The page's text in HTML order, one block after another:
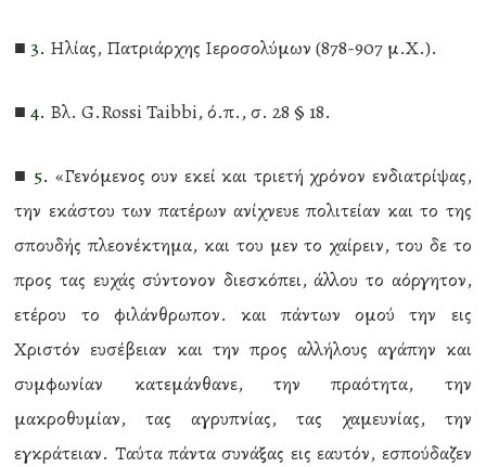
■ 3. Ηλίας, Πατριάρχης Ιεροσολύμων (878-907 μ.Χ.).
■4. Βλ. G.Rossi Taibbi, ό.π., σ. 28 § 18.
■ 5. «Γενόμενος ουν εκεί και τριετή χρόνον ενδιατρίψας,
την εκάστου των πατέρων ανίχνευε πολιτείαν και το της
σπουδής πλεονέκτημα, και του μεν το χαίρειν, του δε το
προς τας ευχάς σύντονον διεσκόπει, άλλου το αόργητον,
ετέρου το φιλάνθρω­πον. και πάντων ομού την εις
Χριστόν ευσέβειαν και την προς αλλήλους αγάπην και
συμφωνίαν κατεμάνθανε, την πραότητα, την
μακροθυμίαν, τας αγρυπνίας, τας χαμευνίας, την
εγκράτειαν. Ταύτα πάντα συνάξας εις εαυτόν, εσπούδαζεν